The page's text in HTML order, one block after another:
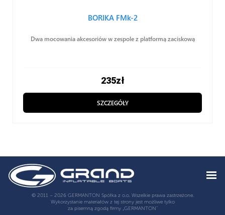
BORIKA FMk-2
Dwa mocowania akcesoriów w zespole z platformą zaciskową
235zł
SZCZEGÓŁY
© 2011 – 2026 GERMANTON Spółka z o.o. Wszelkie prawa zastrzeżone.
Wykorzystanie materiałów z tej strony jest możliwe tylko
za pisemną zgodą firmy „GERMANTON”